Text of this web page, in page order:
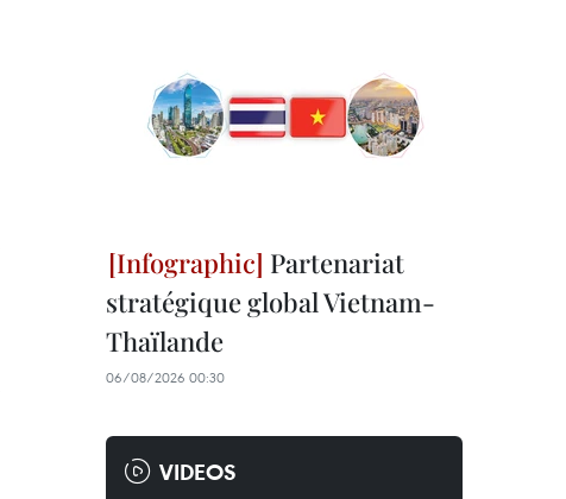
Partenariat
stratégique global Vietnam-
Thaïlande
06/08/2026 00:30
VIDEOS